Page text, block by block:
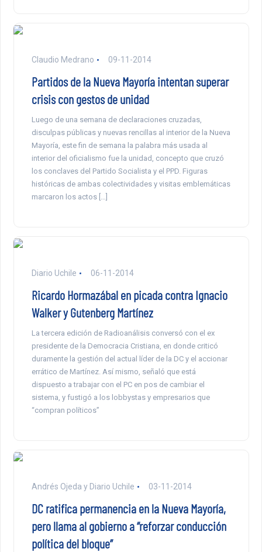
Claudio Medrano 09-11-2014
Partidos de la Nueva Mayoría intentan superar
crisis con gestos de unidad
Luego de una semana de declaraciones cruzadas,
disculpas públicas y nuevas rencillas al interior de la Nueva
Mayoría, este fin de semana la palabra más usada al
interior del oficialismo fue la unidad, concepto que cruzó
los conclaves del Partido Socialista y el PPD. Figuras
históricas de ambas colectividades y visitas emblemáticas
marcaron los actos […]
Diario Uchile 06-11-2014
Ricardo Hormazábal en picada contra Ignacio
Walker y Gutenberg Martínez
La tercera edición de Radioanálisis conversó con el ex
presidente de la Democracia Cristiana, en donde criticó
duramente la gestión del actual líder de la DC y el accionar
errático de Martínez. Así mismo, señaló que está
dispuesto a trabajar con el PC en pos de cambiar el
sistema, y fustigó a los lobbystas y empresarios que
“compran políticos”
Andrés Ojeda y Diario Uchile 03-11-2014
DC ratifica permanencia en la Nueva Mayoría,
pero llama al gobierno a “reforzar conducción
política del bloque”